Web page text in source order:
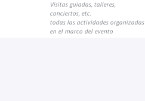
Visitas guiadas, talleres,
conciertos, etc.
todas las actividades organizadas
en el marco del evento